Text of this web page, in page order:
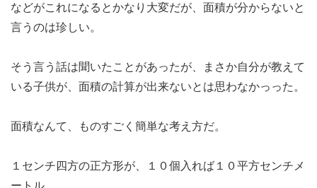
などがこれになるとかなり大変だが、面積が分からないと
言うのは珍しい。
そう言う話は聞いたことがあったが、まさか自分が教えて
いる子供が、面積の計算が出来ないとは思わなかっった。
面積なんて、ものすごく簡単な考え方だ。
１センチ四方の正方形が、１０個入れば１０平方センチメ
ートル。